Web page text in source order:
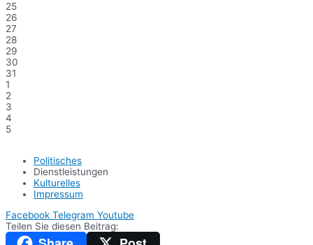
25
26
27
28
29
30
31
1
2
3
4
5
Politisches
Dienstleistungen
Kulturelles
Impressum
Facebook Telegram Youtube
Teilen Sie diesen Beitrag: